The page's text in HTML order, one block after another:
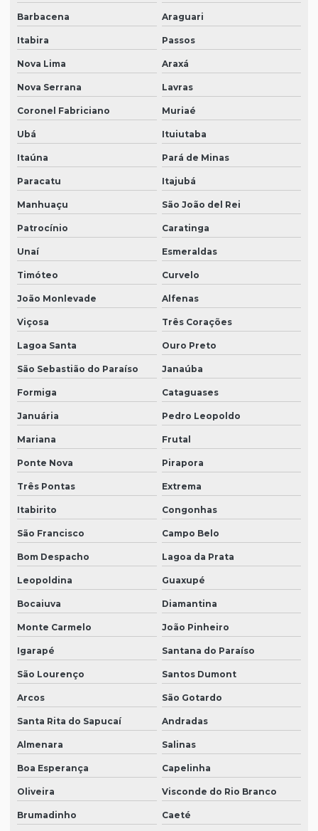
Barbacena Araguari
Itabira Passos
Nova Lima Araxá
Nova Serrana Lavras
Coronel Fabriciano Muriaé
Ubá Ituiutaba
Itaúna Pará de Minas
Paracatu Itajubá
Manhuaçu São João del Rei
Patrocínio Caratinga
Unaí Esmeraldas
Timóteo Curvelo
João Monlevade Alfenas
Viçosa Três Corações
Lagoa Santa Ouro Preto
São Sebastião do Paraíso Janaúba
Formiga Cataguases
Januária Pedro Leopoldo
Mariana Frutal
Ponte Nova Pirapora
Três Pontas Extrema
Itabirito Congonhas
São Francisco Campo Belo
Bom Despacho Lagoa da Prata
Leopoldina Guaxupé
Bocaiuva Diamantina
Monte Carmelo João Pinheiro
Igarapé Santana do Paraíso
São Lourenço Santos Dumont
Arcos São Gotardo
Santa Rita do Sapucaí Andradas
Almenara Salinas
Boa Esperança Capelinha
Oliveira Visconde do Rio Branco
Brumadinho Caeté